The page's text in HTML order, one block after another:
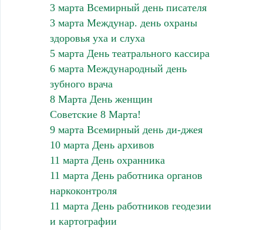
3 марта Всемирный день писателя
3 марта Междунар. день охраны
здоровья уха и слуха
5 марта День театрального кассира
6 марта Международный день
зубного врача
8 Марта День женщин
Советские 8 Марта!
9 марта Всемирный день ди-джея
10 марта День архивов
11 марта День охранника
11 марта День работника органов
наркоконтроля
11 марта День работников геодезии
и картографии